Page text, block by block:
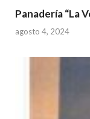
Panadería “La
agosto 4, 2024